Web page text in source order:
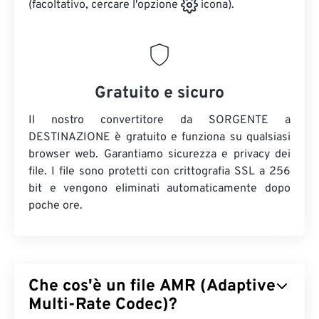
(facoltativo, cercare l'opzione icona).
Gratuito e sicuro
Il nostro convertitore da SORGENTE a
DESTINAZIONE è gratuito e funziona su qualsiasi
browser web. Garantiamo sicurezza e privacy dei
file. I file sono protetti con crittografia SSL a 256
bit e vengono eliminati automaticamente dopo
poche ore.
Che cos'è un file AMR (Adaptive
Multi-Rate Codec)?